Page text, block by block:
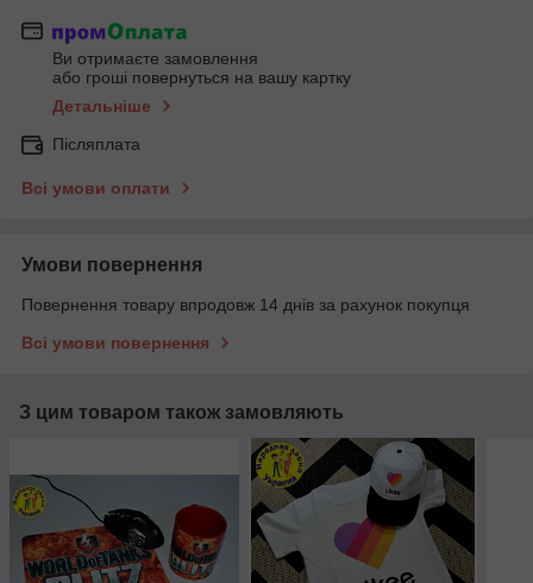
Ви отримаєте замовлення
або гроші повернуться на вашу картку
Детальніше
Післяплата
Всі умови оплати
Умови повернення
Повернення товару впродовж 14 днів за рахунок покупця
Всі умови повернення
З цим товаром також замовляють